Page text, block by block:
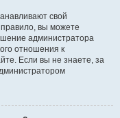
свой
вы можете
администратора
отношения к
Если вы не знаете, за